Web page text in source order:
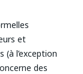
et
l’exception
des